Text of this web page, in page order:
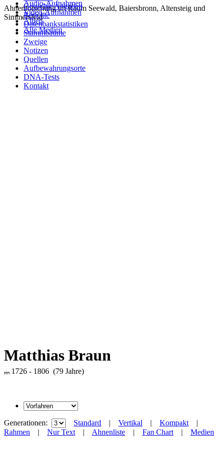
Ahnenforschung im Raum Seewald, Baiersbronn, Altensteig und
Simmersfeld
Audio-Aufnahmen
Video-Aufnahmen
Alben
Alle Medien
Gesuchte Angaben
Berichte
Datenbankstatistiken
Stammbäume
Zweige
Notizen
Quellen
Aufbewahrungsorte
DNA-Tests
Kontakt
Matthias Braun
1726 - 1806 (79 Jahre)
Generationen: Standard | Vertikal | Kompakt|
Rahmen | Nur Text| Ahnenliste | Fan Chart| Medien